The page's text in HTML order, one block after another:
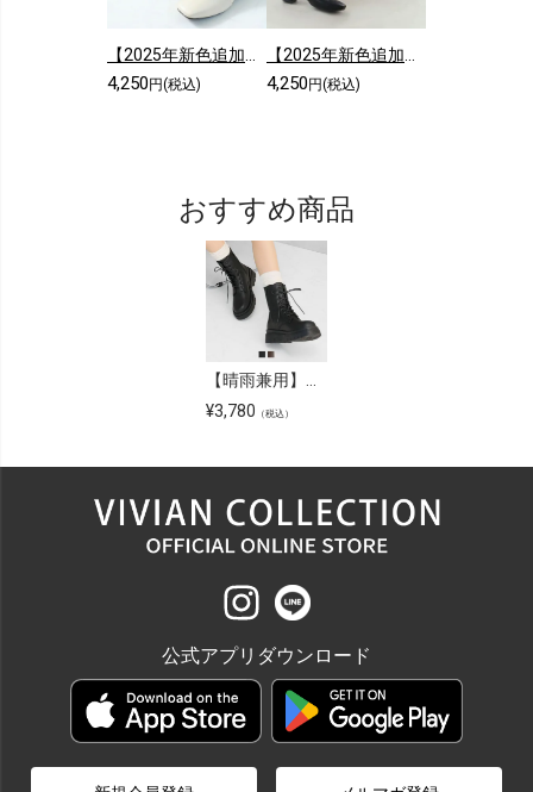
【2025年新色追加】スクエアトゥシンプルローヒールショートブーツ
4,250 円(税込)
【2025年新色追加】5cmヒール/スクエアトゥストレッチショートブーツ
4,250 円(税込)
おすすめ商品
【晴雨兼用】厚底レースアップワークブーツ
¥3,780 （税込）
公式アプリダウンロード